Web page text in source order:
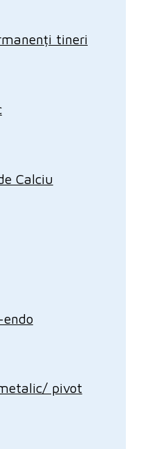
tineri
Calciu
pivot